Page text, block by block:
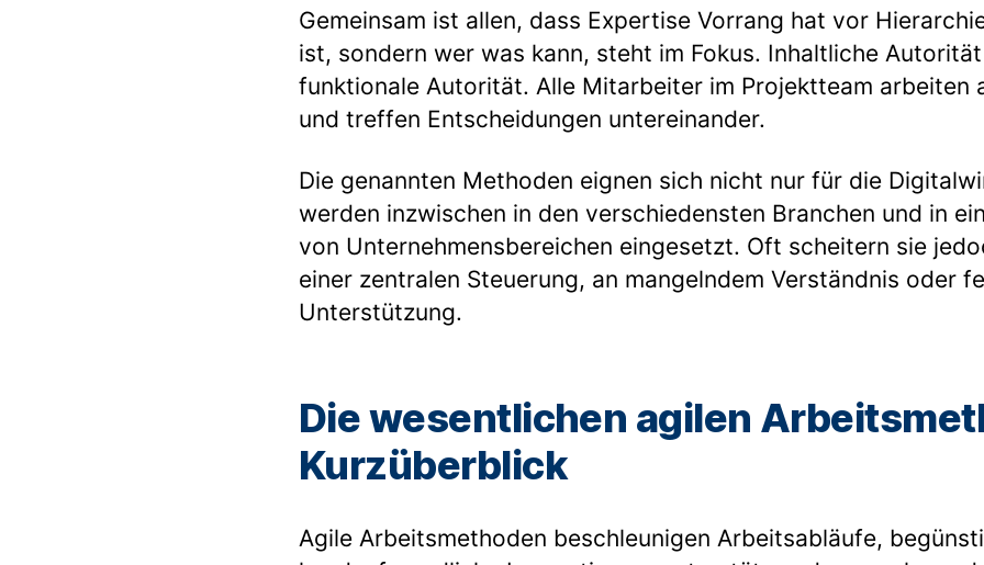
Gemeinsam ist allen, dass Expertise Vorrang hat vor
ist, sondern wer was kann, steht im Fokus. Inhaltliche
funktionale Autorität. Alle Mitarbeiter im Projektteam arbeiten
und treffen Entscheidungen untereinander.
Die genannten Methoden eignen sich nicht nur für die
werden inzwischen in den verschiedensten Branchen und in
von Unternehmensbereichen eingesetzt. Oft scheitern sie
einer zentralen Steuerung, an mangelndem Verständnis oder
Unterstützung.
Die wesentlichen agilen
Kurzüberblick
Agile Arbeitsmethoden beschleunigen Arbeitsabläufe,